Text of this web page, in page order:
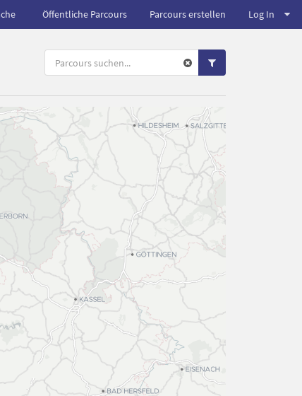
Öffentliche Parcours Parcours erstellen Log In